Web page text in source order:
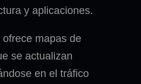
y aplicaciones.
mapas de
se actualizan
en el tráfico